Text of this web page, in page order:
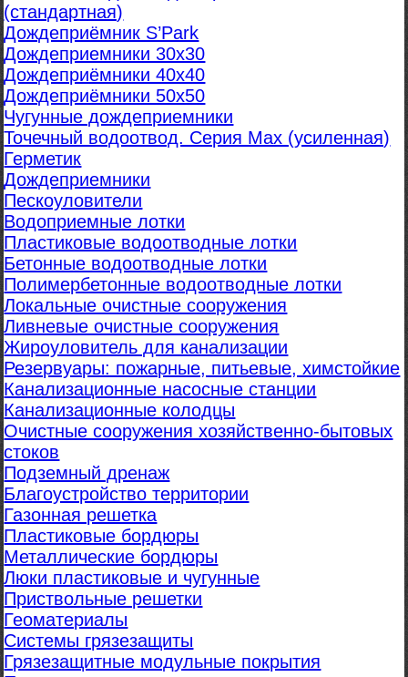
(стандартная)
Дождеприёмник S’Park
Дождеприемники 30х30
Дождеприёмники 40х40
Дождеприёмники 50х50
Чугунные дождеприемники
Точечный водоотвод. Серия Max (усиленная)
Герметик
Дождеприемники
Пескоуловители
Водоприемные лотки
Пластиковые водоотводные лотки
Бетонные водоотводные лотки
Полимербетонные водоотводные лотки
Локальные очистные сооружения
Ливневые очистные сооружения
Жироуловитель для канализации
Резервуары: пожарные, питьевые, химстойкие
Канализационные насосные станции
Канализационные колодцы
Очистные сооружения хозяйственно-бытовых
стоков
Подземный дренаж
Благоустройство территории
Газонная решетка
Пластиковые бордюры
Металлические бордюры
Люки пластиковые и чугунные
Приствольные решетки
Геоматериалы
Системы грязезащиты
Грязезащитные модульные покрытия